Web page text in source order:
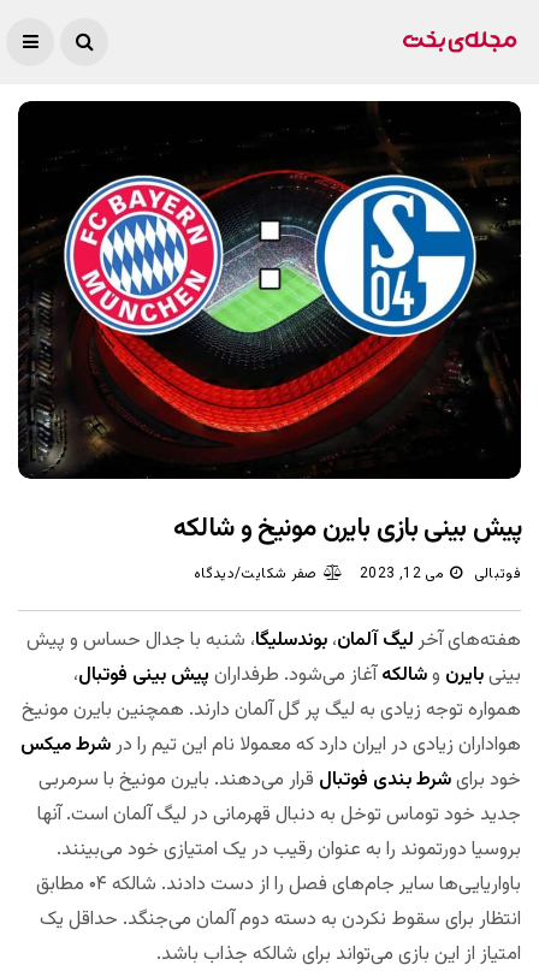
پیش بینی بازی بایرن مونیخ و شالکه
فوتبالی می 12, 2023 صفر شکایت/دیدگاه
هفته‌های آخر لیگ آلمان، بوندسلیگا، شنبه با جدال حساس و پیش
بینیبایرن وشالکهآغاز می‌شود. طرفداران پیش بینی فوتبال،
همواره توجه زیادی به لیگ پر گل آلمان دارند. همچنین بایرن مونیخ
هواداران زیادی در ایران دارد که معمولا نام این تیم را در شرط میکس
خود برایشرط بندی فوتبال قرار می‌دهند. بایرن مونیخ با سرمربی
جدید خود توماس توخل به دنبال قهرمانی در لیگ آلمان است. آنها
بروسیا دورتموند را به عنوان رقیب در یک امتیازی خود می‌بینند.
باواریایی‌ها سایر جام‌های فصل را از دست دادند. شالکه ۰۴ مطابق
انتظار برای سقوط نکردن به دسته دوم آلمان می‌جنگد. حداقل یک
امتیاز از این بازی می‌تواند برای شالکه جذاب باشد.